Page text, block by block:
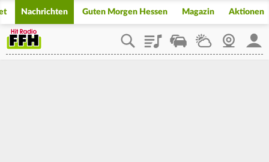
Nachrichten Guten Morgen Hessen Magazin Aktionen
PlaylistStaupilotWetterWebcam